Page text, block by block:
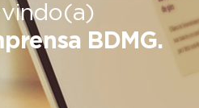
BDMG.